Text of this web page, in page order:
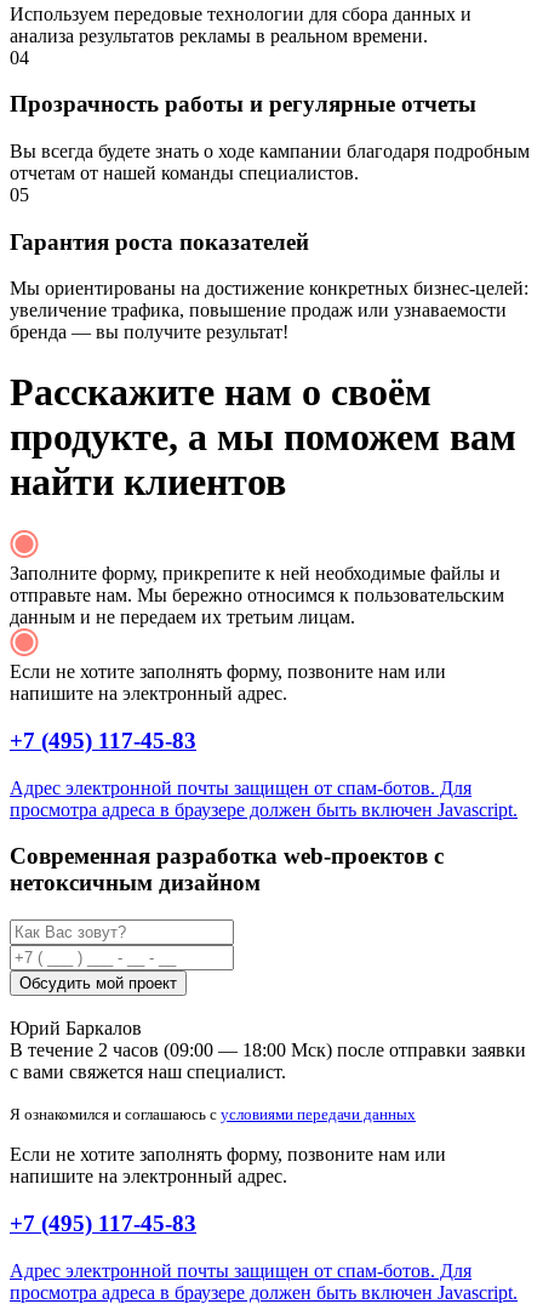
Используем передовые технологии для сбора данных и
анализа результатов рекламы в реальном времени.
04
Прозрачность работы и регулярные отчеты
Вы всегда будете знать о ходе кампании благодаря подробным
отчетам от нашей команды специалистов.
05
Гарантия роста показателей
Мы ориентированы на достижение конкретных бизнес-целей:
увеличение трафика, повышение продаж или узнаваемости
бренда — вы получите результат!
Расскажите нам о своём
продукте, а мы поможем вам
найти клиентов
Заполните форму, прикрепите к ней необходимые файлы и
отправьте нам. Мы бережно относимся к пользовательским
данным и не передаем их третьим лицам.
Если не хотите заполнять форму, позвоните нам или
напишите на электронный адрес.
+7 (495) 117-45-83
Адрес электронной почты защищен от спам-ботов. Для
просмотра адреса в браузере должен быть включен Javascript.
Современная разработка web-проектов с
нетоксичным дизайном
Обсудить мой проект
Юрий Баркалов
В течение 2 часов (09:00 — 18:00 Мск) после отправки заявки
с вами свяжется наш специалист.
Я ознакомился и соглашаюсь с условиями передачи данных
Если не хотите заполнять форму, позвоните нам или
напишите на электронный адрес.
+7 (495) 117-45-83
Адрес электронной почты защищен от спам-ботов. Для
просмотра адреса в браузере должен быть включен Javascript.